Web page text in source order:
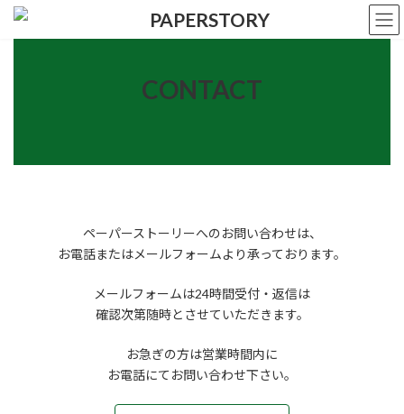
CONTACT
ペーパーストーリーへのお問い合わせは、
お電話またはメールフォームより承っております。
メールフォームは24時間受付・返信は
確認次第随時とさせていただきます。
​お急ぎの方は営業時間内に
お電話にてお問い合わせ下さい。